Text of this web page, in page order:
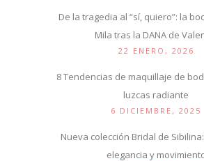
De la tragedia al “sí, quiero”: la
Mila tras la DANA de
22 ENERO, 2026
8 Tendencias de maquillaje de
luzcas radiante
6 DICIEMBRE, 2025
Nueva colección Bridal de
elegancia y